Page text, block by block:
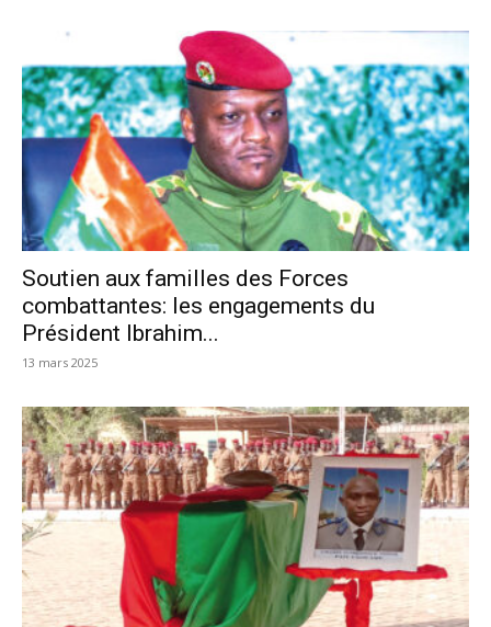
Soutien aux familles des Forces
combattantes: les engagements du
Président Ibrahim...
13 mars 2025